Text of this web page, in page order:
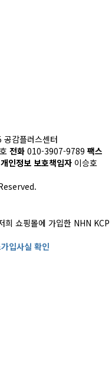
공감플러스센터
전화 010-3907-9789 팩스
개인정보 보호책임자 이승호
희 쇼핑몰에 가입한 NHN KCP
입사실 확인